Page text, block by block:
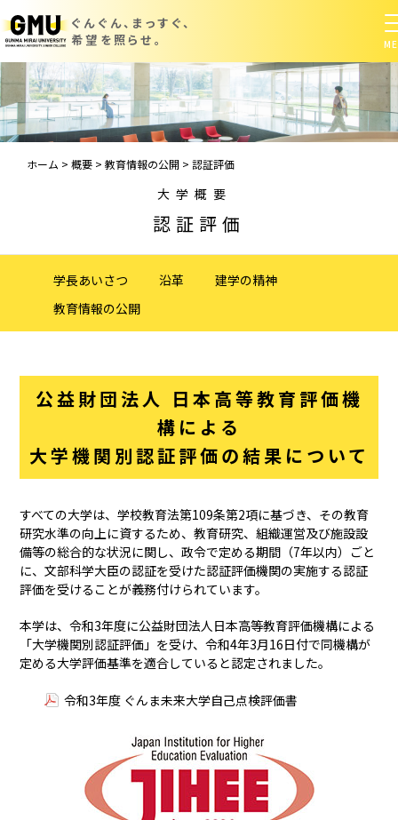
ぐんぐん、まっすぐ、
希望を照らせ。
ホーム > 概要 > 教育情報の公開 > 認証評価
大学概要
認証評価
学長あいさつ 沿革
建学の精神
教育情報の公開
公益財団法人 日本高等教育評価機
構による
大学機関別認証評価の結果について
すべての大学は、学校教育法第109条第2項に基づき、その教育
研究水準の向上に資するため、教育研究、組織運営及び施設設
備等の総合的な状況に関し、政令で定める期間（7年以内）ごと
に、文部科学大臣の認証を受けた認証評価機関の実施する認証
評価を受けることが義務付けられています。
本学は、令和3年度に公益財団法人日本高等教育評価機構による
「大学機関別認証評価」を受け、令和4年3月16日付で同機構が
定める大学評価基準を適合していると認定されました。
令和3年度 ぐんま未来大学自己点検評価書